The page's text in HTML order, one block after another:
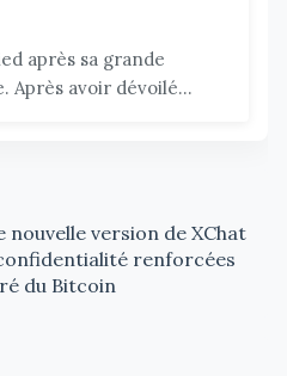
après sa grande
Après avoir dévoilé...
nouvelle version de XChat
renforcées
du Bitcoin